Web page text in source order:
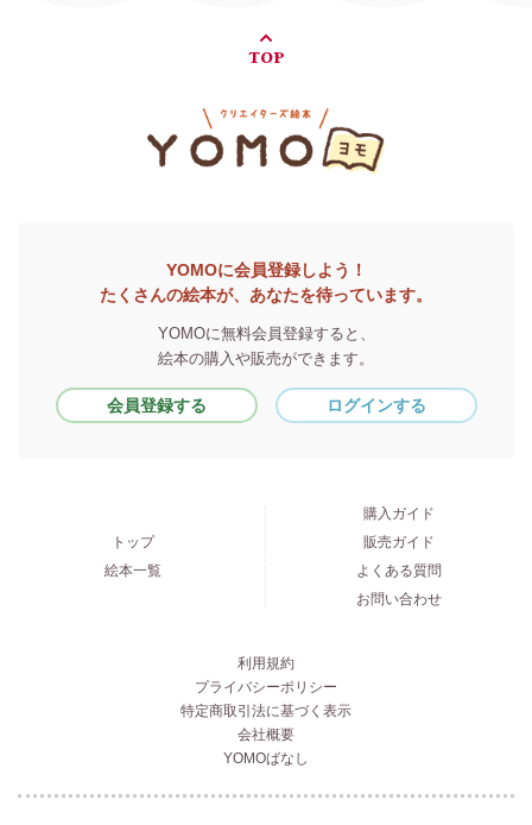
TOP
YOMOに会員登録しよう！
たくさんの絵本が、あなたを待っています。
YOMOに無料会員登録すると、
絵本の購入や販売ができます。
会員登録する ログインする
トップ
絵本一覧
購入ガイド
販売ガイド
よくある質問
お問い合わせ
利用規約
プライバシーポリシー
特定商取引法に基づく表示
会社概要
YOMOばなし